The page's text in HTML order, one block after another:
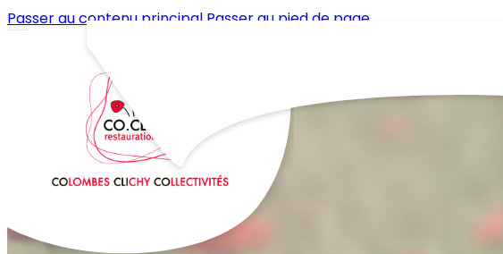
Passer au contenu principal Passer au pied de page